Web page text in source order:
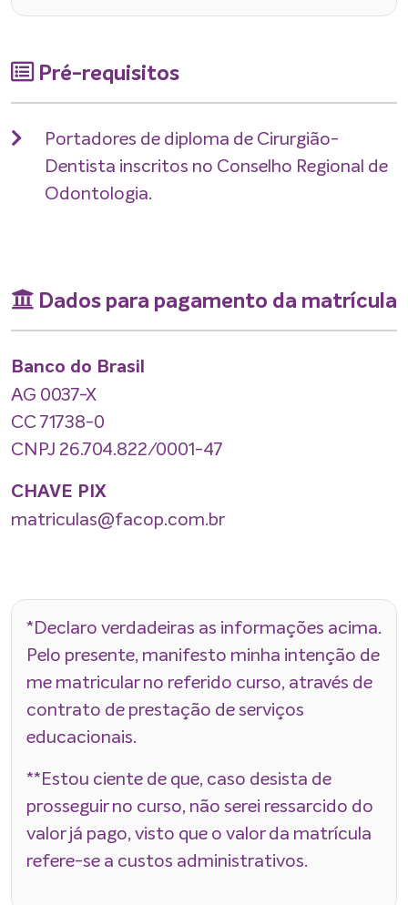
Pré-requisitos
Portadores de diploma de Cirurgião-
Dentista inscritos no Conselho Regional de
Odontologia.
Dados para pagamento da matrícula
Banco do Brasil
AG 0037-X
CC 71738-0
CNPJ 26.704.822/0001-47
CHAVE PIX
matriculas@facop.com.br
*Declaro verdadeiras as informações acima.
Pelo presente, manifesto minha intenção de
me matricular no referido curso, através de
contrato de prestação de serviços
educacionais.
**Estou ciente de que, caso desista de
prosseguir no curso, não serei ressarcido do
valor já pago, visto que o valor da matrícula
refere-se a custos administrativos.